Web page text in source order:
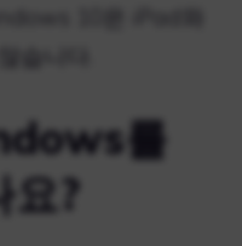
습니다.
를
요?